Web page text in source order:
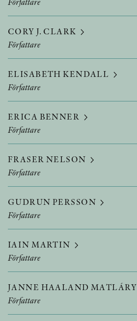
CORY J. CLARK
Författare
ELISABETH KENDALL
Författare
ERICA BENNER
Författare
FRASER NELSON
Författare
GUDRUN PERSSON
Författare
IAIN MARTIN
Författare
JANNE HAALAND MATLÁRY
Författare